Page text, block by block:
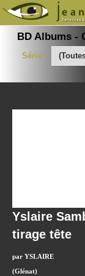
BD Albums -
Série :
Yslaire
tirage tête
par YSLAIRE
(Glénat)